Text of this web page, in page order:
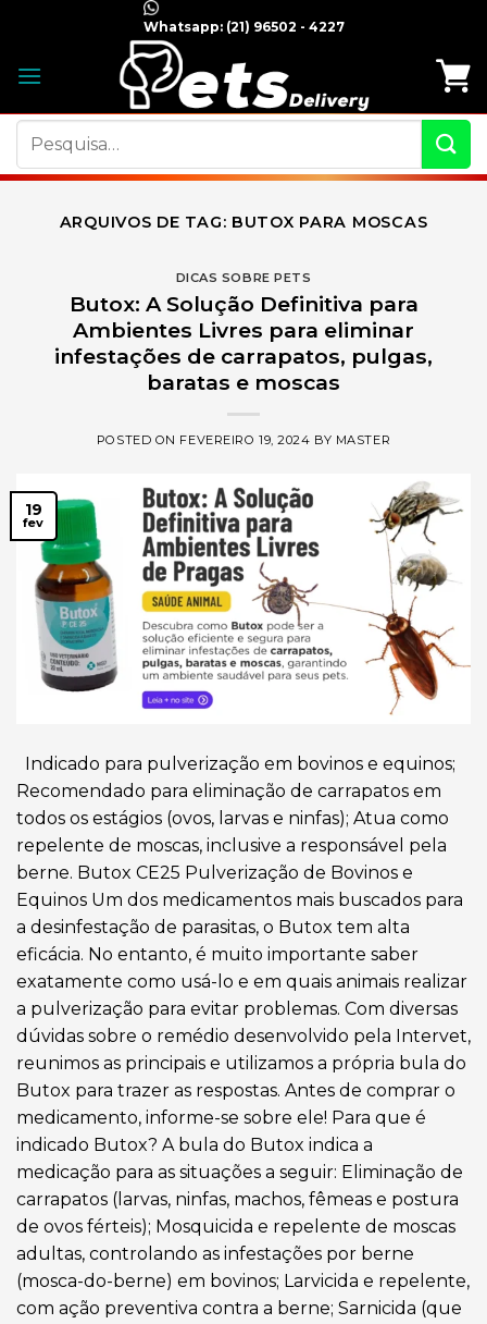
content
Whatsapp:(21) 96502 - 4227
por:
ARQUIVOS DE TAG: BUTOX PARA MOSCAS
DICAS SOBRE PETS
Butox: A Solução Definitiva para
Ambientes Livres para eliminar
infestações de carrapatos, pulgas,
baratas e moscas
POSTED ON FEVEREIRO 19, 2024 BY MASTER
19
fev
Indicado para pulverização em bovinos e equinos;
Recomendado para eliminação de carrapatos em
todos os estágios (ovos, larvas e ninfas); Atua como
repelente de moscas, inclusive a responsável pela
berne. Butox CE25 Pulverização de Bovinos e
Equinos Um dos medicamentos mais buscados para
a desinfestação de parasitas, o Butox tem alta
eficácia. No entanto, é muito importante saber
exatamente como usá-lo e em quais animais realizar
a pulverização para evitar problemas. Com diversas
dúvidas sobre o remédio desenvolvido pela Intervet,
reunimos as principais e utilizamos a própria bula do
Butox para trazer as respostas. Antes de comprar o
medicamento, informe-se sobre ele! Para que é
indicado Butox? A bula do Butox indica a
medicação para as situações a seguir: Eliminação de
carrapatos (larvas, ninfas, machos, fêmeas e postura
de ovos férteis); Mosquicida e repelente de moscas
adultas, controlando as infestações por berne
(mosca-do-berne) em bovinos; Larvicida e repelente,
com ação preventiva contra a berne; Sarnicida (que